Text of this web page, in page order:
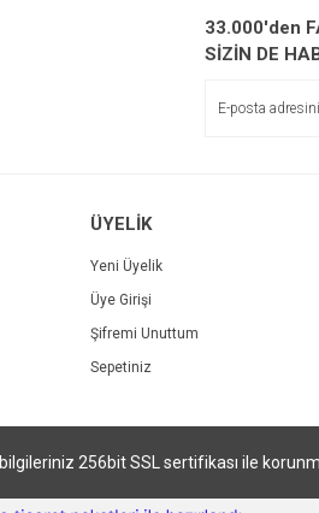
33.000'den
SİZİN DE
ÜYELİK
Yeni Üyelik
Üye Girişi
Şifremi Unuttum
Sepetiniz
256bit SSL sertifikası ile